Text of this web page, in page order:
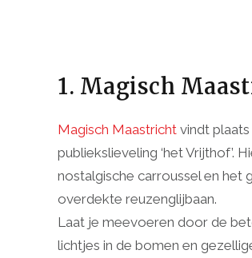
1. Magisch
Magisch Maastricht vindt
publiekslieveling ‘het Vrijthof’.
nostalgische carroussel en het
overdekte reuzenglijbaan.
Laat je meevoeren door de
lichtjes in de bomen en